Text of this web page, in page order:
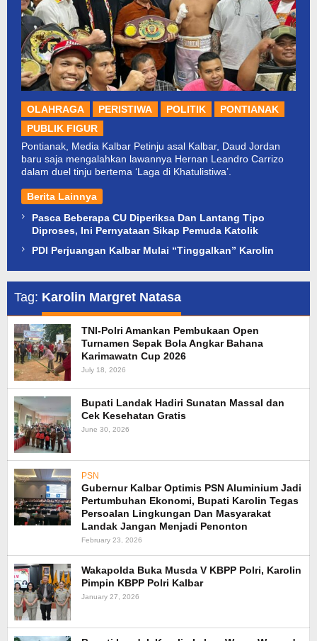
OLAHRAGA PERISTIWA POLITIK
PONTIANAK
PUBLIK FIGUR
Pontianak, Media Kalbar Petinju asal Kalbar, Daud Jordan
baru saja mengalahkan lawannya Hernan Leandro Carrizo
dalam duel tinju bertema ‘Laga di Khatulistiwa’.
Berita Lainnya
Pasca Beberapa CU Diperiksa Dan Lantang Tipo
Diproses, Ini Pernyataan Sikap Pemuda Katolik
PDI Perjuangan Kalbar Mulai “Tinggalkan” Karolin
Tag: Karolin Margret Natasa
TNI-Polri Amankan Pembukaan Open
Turnamen Sepak Bola Angkar Bahana
Karimawatn Cup 2026
July 18, 2026
Bupati Landak Hadiri Sunatan Massal dan
Cek Kesehatan Gratis
June 30, 2026
PSN
Gubernur Kalbar Optimis PSN Aluminium Jadi
Pertumbuhan Ekonomi, Bupati Karolin Tegas
Persoalan Lingkungan Dan Masyarakat
Landak Jangan Menjadi Penonton
February 23, 2026
Wakapolda Buka Musda V KBPP Polri, Karolin
Pimpin KBPP Polri Kalbar
January 27, 2026